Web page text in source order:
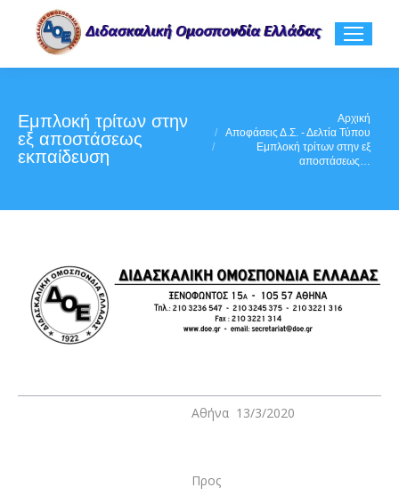
Εμπλοκή τρίτων στην
εξ αποστάσεως
εκπαίδευση
Αρχική
Αποφάσεις Δ.Σ. - Δελτία Τύπου
Εμπλοκή τρίτων στην εξ
αποστάσεως…
Αθήνα 13/3/2020
Προς